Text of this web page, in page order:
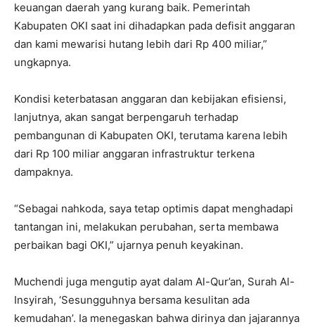
keuangan daerah yang kurang baik. Pemerintah
Kabupaten OKI saat ini dihadapkan pada defisit anggaran
dan kami mewarisi hutang lebih dari Rp 400 miliar,”
ungkapnya.
Kondisi keterbatasan anggaran dan kebijakan efisiensi,
lanjutnya, akan sangat berpengaruh terhadap
pembangunan di Kabupaten OKI, terutama karena lebih
dari Rp 100 miliar anggaran infrastruktur terkena
dampaknya.
“Sebagai nahkoda, saya tetap optimis dapat menghadapi
tantangan ini, melakukan perubahan, serta membawa
perbaikan bagi OKI,” ujarnya penuh keyakinan.
Muchendi juga mengutip ayat dalam Al-Qur’an, Surah Al-
Insyirah, ‘Sesungguhnya bersama kesulitan ada
kemudahan’. Ia menegaskan bahwa dirinya dan jajarannya